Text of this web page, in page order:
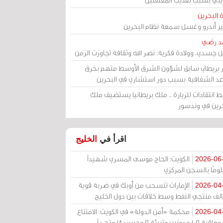
البحرين
أندرو وغسل سمعة نظام البحرين
رضي
جسدي، وولادة فكرية: نصر الله وثقافة تجاوزت الزمن
بريطاني سابق لشؤون الشرق الأوسط متهم بخرق
الشفافية بسبب دور استشاري في البحرين
انتقادات للزيارة .. ملك بريطانيا يستضيف ملك
في وندسور
اقرأ في الخليج
2026-
الكويت: الحاج موسى المسري شهيداً
بالسجن المركزي
2026-
الإمارات تنسحب من أوبك في ضربة قوية
منتجي النفط وسط خلافات بين دول الخليج
2026-
محكمة «أمن الدولة» في الكويت: الامتناع